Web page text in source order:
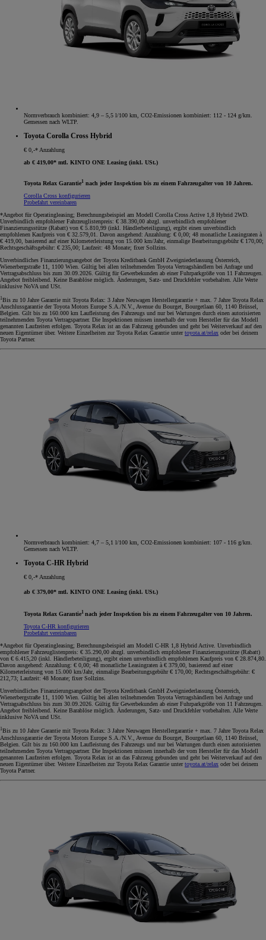
Normverbrauch kombiniert: 4,9 – 5,5 l/100 km, CO2-Emissionen kombiniert: 112 - 124 g/km.
Gemessen nach WLTP.
Toyota Corolla Cross Hybrid
€ 0,-* Anzahlung
ab € 419,00* mtl. KINTO ONE Leasing (inkl. USt.)
Toyota Relax Garantie1 nach jeder Inspektion bis zu einem Fahrzeugalter von 10 Jahren.
Corolla Cross konfigurieren
Probefahrt vereinbaren
*Angebot für Operatingleasing; Berechnungsbeispiel am Modell Corolla Cross Active 1,8 Hybrid 2WD.
Unverbindlich empfohlener Fahrzeuglistenpreis: € 38.390,00 abzgl. unverbindlich empfohlener
Finanzierungsstütze (Rabatt) von € 5.810,99 (inkl. Händlerbeteiligung), ergibt einen unverbindlich
empfohlenen Kaufpreis von € 32.579,01. Davon ausgehend: Anzahlung: € 0,00; 48 monatliche Leasingraten à
€ 419,00, basierend auf einer Kilometerleistung von 15.000 km/Jahr, einmalige Bearbeitungsgebühr € 170,00;
Rechtsgeschäftsgebühr: € 235,00; Laufzeit: 48 Monate; fixer Sollzins.
Unverbindliches Finanzierungsangebot der Toyota Kreditbank GmbH Zweigniederlassung Österreich,
Wienerbergstraße 11, 1100 Wien. Gültig bei allen teilnehmenden Toyota Vertragshändlern bei Anfrage und
Vertragsabschluss bis zum 30.09.2026. Gültig für Gewerbekunden ab einer Fuhrparkgröße von 11 Fahrzeugen.
Angebot freibleibend. Keine Barablöse möglich. Änderungen, Satz- und Druckfehler vorbehalten. Alle Werte
inklusive NoVA und USt.
1Bis zu 10 Jahre Garantie mit Toyota Relax: 3 Jahre Neuwagen Herstellergarantie + max. 7 Jahre Toyota Relax
Anschlussgarantie der Toyota Motors Europe S.A./N.V., Avenue du Bourget, Bourgetlaan 60, 1140 Brüssel,
Belgien. Gilt bis zu 160.000 km Laufleistung des Fahrzeugs und nur bei Wartungen durch einen autorisierten
teilnehmenden Toyota Vertragspartner. Die Inspektionen müssen innerhalb der vom Hersteller für das Modell
genannten Laufzeiten erfolgen. Toyota Relax ist an das Fahrzeug gebunden und geht bei Weiterverkauf auf den
neuen Eigentümer über. Weitere Einzelheiten zur Toyota Relax Garantie untertoyota.at/relax oder bei deinem
Toyota Partner.
Normverbrauch kombiniert: 4,7 – 5,1 l/100 km, CO2-Emissionen kombiniert: 107 - 116 g/km.
Gemessen nach WLTP.
Toyota C-HR Hybrid
€ 0,-* Anzahlung
ab € 379,00* mtl. KINTO ONE Leasing (inkl. USt.)
Toyota Relax Garantie1 nach jeder Inspektion bis zu einem Fahrzeugalter von 10 Jahren.
Toyota C-HR konfigurieren
Probefahrt vereinbaren
*Angebot für Operatingleasing; Berechnungsbeispiel am Modell C-HR 1,8 Hybrid Active. Unverbindlich
empfohlener Fahrzeuglistenpreis: € 35.290,00 abzgl. unverbindlich empfohlener Finanzierungsstütze (Rabatt)
von € 6.415,20 (inkl. Händlerbeteiligung), ergibt einen unverbindlich empfohlenen Kaufpreis von € 28.874,80.
Davon ausgehend: Anzahlung: € 0,00; 48 monatliche Leasingraten à € 379,00, basierend auf einer
Kilometerleistung von 15.000 km/Jahr, einmalige Bearbeitungsgebühr € 170,00; Rechtsgeschäftsgebühr: €
212,73; Laufzeit: 48 Monate; fixer Sollzins.
Unverbindliches Finanzierungsangebot der Toyota Kreditbank GmbH Zweigniederlassung Österreich,
Wienerbergstraße 11, 1100 Wien. Gültig bei allen teilnehmenden Toyota Vertragshändlern bei Anfrage und
Vertragsabschluss bis zum 30.09.2026. Gültig für Gewerbekunden ab einer Fuhrparkgröße von 11 Fahrzeugen.
Angebot freibleibend. Keine Barablöse möglich. Änderungen, Satz- und Druckfehler vorbehalten. Alle Werte
inklusive NoVA und USt.
1Bis zu 10 Jahre Garantie mit Toyota Relax: 3 Jahre Neuwagen Herstellergarantie + max. 7 Jahre Toyota Relax
Anschlussgarantie der Toyota Motors Europe S.A./N.V., Avenue du Bourget, Bourgetlaan 60, 1140 Brüssel,
Belgien. Gilt bis zu 160.000 km Laufleistung des Fahrzeugs und nur bei Wartungen durch einen autorisierten
teilnehmenden Toyota Vertragspartner. Die Inspektionen müssen innerhalb der vom Hersteller für das Modell
genannten Laufzeiten erfolgen. Toyota Relax ist an das Fahrzeug gebunden und geht bei Weiterverkauf auf den
neuen Eigentümer über. Weitere Einzelheiten zur Toyota Relax Garantie untertoyota.at/relax oder bei deinem
Toyota Partner.